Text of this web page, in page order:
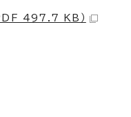
PDF 497.7 KB）